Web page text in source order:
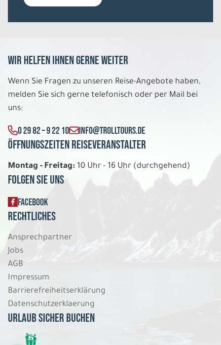
Wir helfen Ihnen gerne weiter
Wenn Sie Fragen zu unseren Reise-Angebote haben,
melden Sie sich gerne telefonisch oder per Mail bei
uns:
0 29 82 – 9 22 10 INFO@TROLLTOURS.DE
Öffnungszeiten Reiseveranstalter
Montag - Freitag: 10 Uhr - 16 Uhr (durchgehend)
Folgen Sie uns
FACEBOOK
Rechtliches
Ansprechpartner
Jobs
AGB
Impressum
Barrierefreiheitserklärung
Datenschutzerklaerung
Urlaub sicher buchen